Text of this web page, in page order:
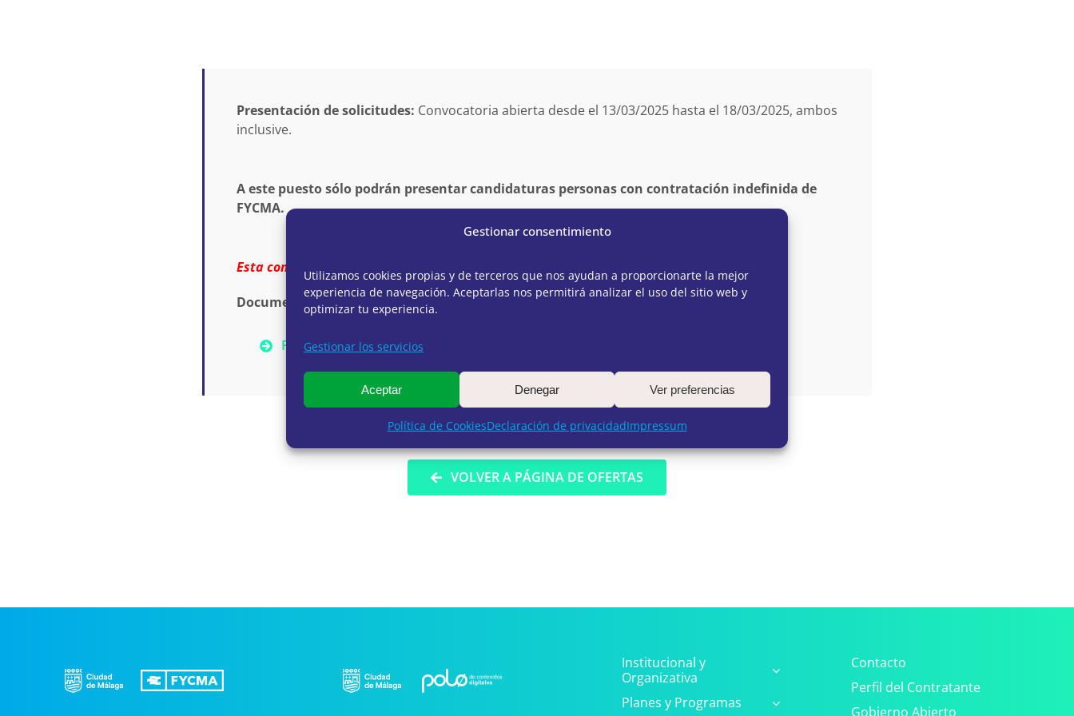
Gestionar consentimiento
Utilizamos cookies propias y de terceros que nos ayudan a proporcionarte la mejor
experiencia de navegación. Aceptarlas nos permitirá analizar el uso del sitio web y
optimizar tu experiencia.
Gestionar los servicios
Aceptar Denegar Ver preferencias
Política de CookiesDeclaración de privacidadImpressum
Presentación de solicitudes: Convocatoria abierta desde el 13/03/2025 hasta el 18/03/2025, ambos
inclusive.
A este puesto sólo podrán presentar candidaturas personas con contratación indefinida de
FYCMA.
Esta convocatoria ha quedado desierta
Documentación:
P-IND03-25 ASISTENTE DE FERIAS v.1
VOLVER A PÁGINA DE OFERTAS
Institucional y
Organizativa
Planes y Programas
Contacto
Perfil del Contratante
Gobierno Abierto